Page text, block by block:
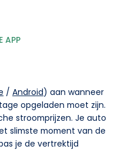
APP
/ Android) aan wanneer
opgeladen moet zijn.
stroomprijzen. Je auto
slimste moment van de
je de vertrektijd